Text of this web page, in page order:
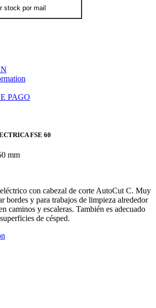
stock por mail
PAGO
FSE 60
mm
con cabezal de corte AutoCut C. Muy
bordes y para trabajos de limpieza alrededor
caminos y escaleras. También es adecuado
de césped.